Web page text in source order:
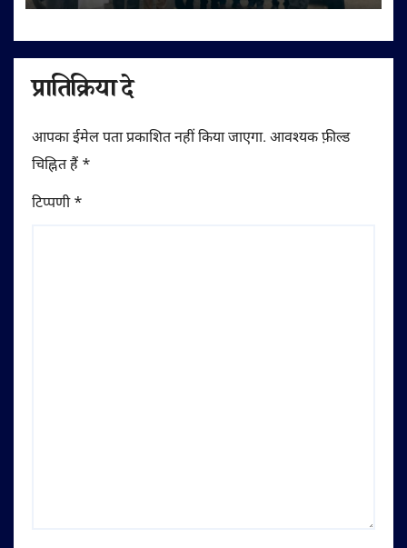
प्रातिक्रिया दे
आपका ईमेल पता प्रकाशित नहीं किया जाएगा. आवश्यक फ़ील्ड
चिह्नित हैं *
टिप्पणी*